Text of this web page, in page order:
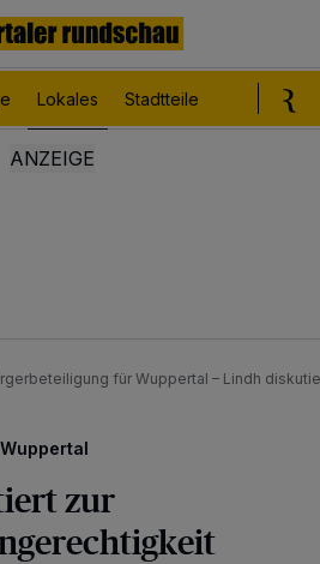
Lokales Stadtteile
für Wuppertal – Lindh
zur